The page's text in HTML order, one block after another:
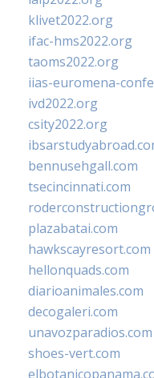
klivet2022.org
ifac-hms2022.org
taoms2022.org
iias-euromena-
ivd2022.org
csity2022.org
bennusehgall.com
tsecincinnati.com
plazabatai.com
hawkscayresort.com
hellonquads.com
diarioanimales.com
decogaleri.com
unavozparadios.com
shoes-vert.com